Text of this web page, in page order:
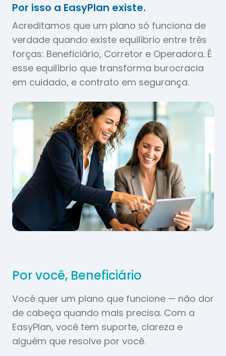
Por isso a EasyPlan existe.
Acreditamos que um plano só funciona de
verdade quando existe equilíbrio entre três
forças: Beneficiário, Corretor e Operadora. É
esse equilíbrio que transforma burocracia
em cuidado, e contrato em segurança.
Por você, Beneficiário
Você quer um plano que funcione — não dor
de cabeça quando mais precisa. Com a
EasyPlan, você tem suporte, clareza e
alguém que resolve por você.